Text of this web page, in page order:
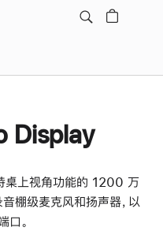
Display
桌上视角功能的 1200 万
棚级麦克风和扬声器，以
口。